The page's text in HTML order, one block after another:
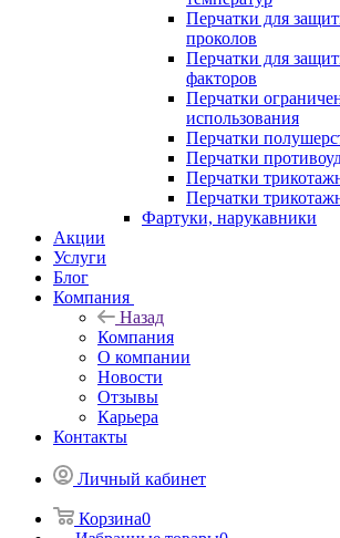
Перчатки для
проколов
Перчатки для
факторов
Перчатки
использования
Перчатки
Перчатки
Перчатки
Перчатки
Фартуки, нарукавники
Акции
Услуги
Блог
Компания
Назад
Компания
О компании
Новости
Отзывы
Карьера
Контакты
Личный кабинет
Корзина0